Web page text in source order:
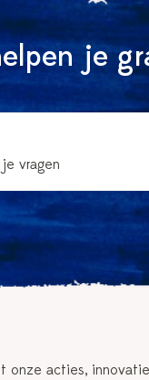
je
vragen
acties,